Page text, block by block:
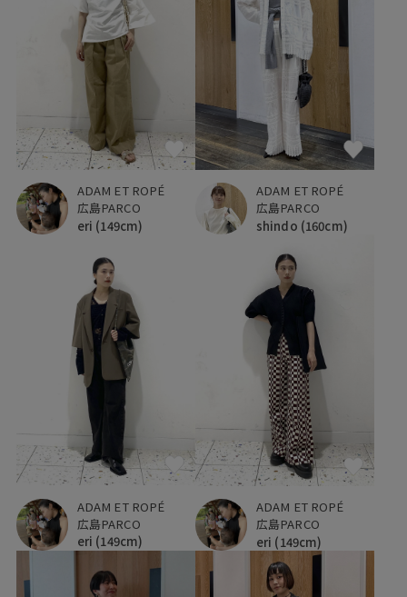
ADAM ET ROPÉ
広島PARCO
eri (149cm)
ADAM ET ROPÉ
広島PARCO
shindo (160cm)
ADAM ET ROPÉ
広島PARCO
eri (149cm)
ADAM ET ROPÉ
広島PARCO
eri (149cm)